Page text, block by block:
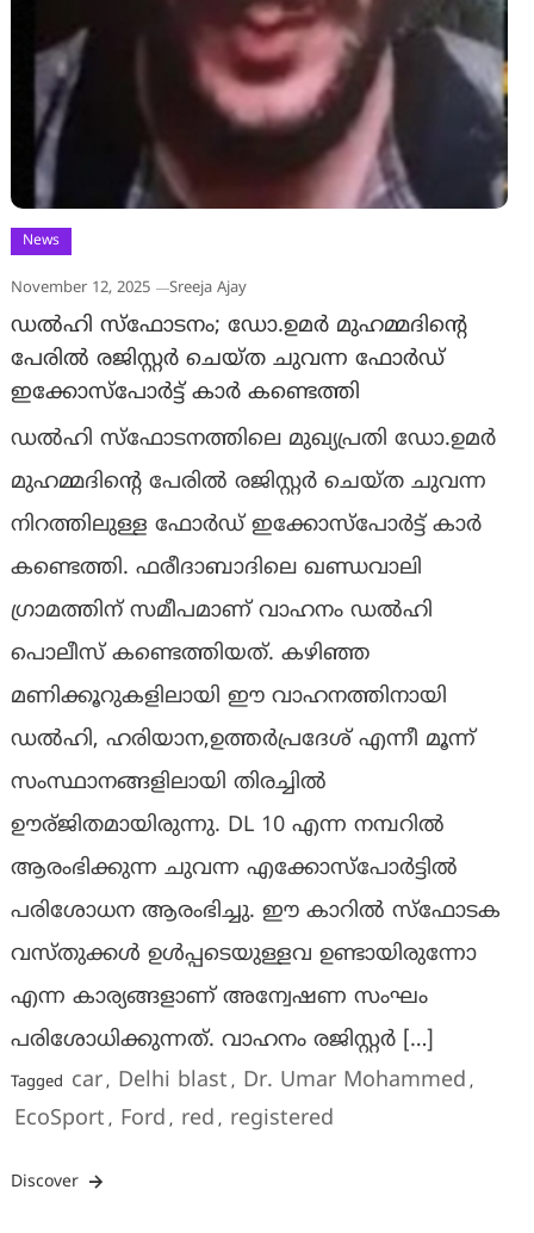
News
November 12, 2025 Sreeja Ajay
ഡൽഹി സ്ഫോടനം; ഡോ.ഉമർ മുഹമ്മദിന്റെ
പേരിൽ രജിസ്റ്റർ ചെയ്ത ചുവന്ന ഫോർഡ്
ഇക്കോസ്‌പോർട്ട് കാർ കണ്ടെത്തി
ഡൽഹി സ്ഫോടനത്തിലെ മുഖ്യപ്രതി ഡോ.ഉമർ
മുഹമ്മദിന്റെ പേരിൽ രജിസ്റ്റർ ചെയ്ത ചുവന്ന
നിറത്തിലുള്ള ഫോർഡ് ഇക്കോസ്‌പോർട്ട് കാർ
കണ്ടെത്തി. ഫരീദാബാദിലെ ഖണ്ഡവാലി
ഗ്രാമത്തിന് സമീപമാണ് വാഹനം ഡൽഹി
പൊലീസ് കണ്ടെത്തിയത്. കഴിഞ്ഞ
മണിക്കൂറുകളിലായി ഈ വാഹനത്തിനായി
ഡൽഹി, ഹരിയാന,ഉത്തർപ്രദേശ് എന്നീ മൂന്ന്
സംസ്ഥാനങ്ങളിലായി തിരച്ചിൽ
ഊര്ജിതമായിരുന്നു. DL 10 എന്ന നമ്പറിൽ
ആരംഭിക്കുന്ന ചുവന്ന എക്കോസ്പോർട്ടിൽ
പരിശോധന ആരംഭിച്ചു. ഈ കാറിൽ സ്ഫോടക
വസ്തുക്കൾ ഉൾപ്പടെയുള്ളവ ഉണ്ടായിരുന്നോ
എന്ന കാര്യങ്ങളാണ് അന്വേഷണ സംഘം
പരിശോധിക്കുന്നത്. വാഹനം രജിസ്റ്റർ […]
Tagged car, Delhi blast , Dr. Umar Mohammed ,
EcoSport , Ford , red , registered
Discover